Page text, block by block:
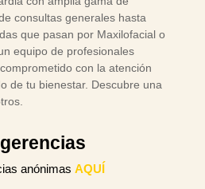
consultas generales hasta
que pasan por Maxilofacial o
equipo de profesionales
con la atención
de tu bienestar. Descubre una
anónimas AQUÍ